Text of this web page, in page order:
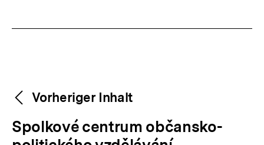
Weitere
Inhalte
Content-
Navigation
Vorheriger Inhalt
V
Spolkové centrum občansko-